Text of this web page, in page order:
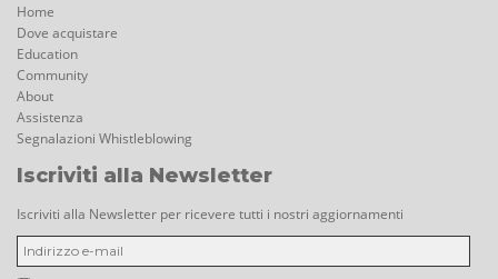
Home
Dove acquistare
Education
Community
About
Assistenza
Segnalazioni Whistleblowing
Iscriviti alla Newsletter
Iscriviti alla Newsletter per ricevere tutti i nostri aggiornamenti